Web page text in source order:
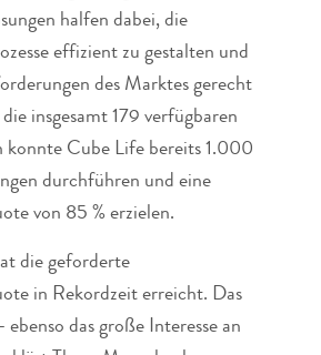
halfen dabei, die
effizient zu gestalten und
des Marktes gerecht
insgesamt 179 verfügbaren
konnte Cube Life bereits 1.000
durchführen und eine
von 85 % erzielen.
die geforderte
in Rekordzeit erreicht. Das
ebenso das große Interesse an